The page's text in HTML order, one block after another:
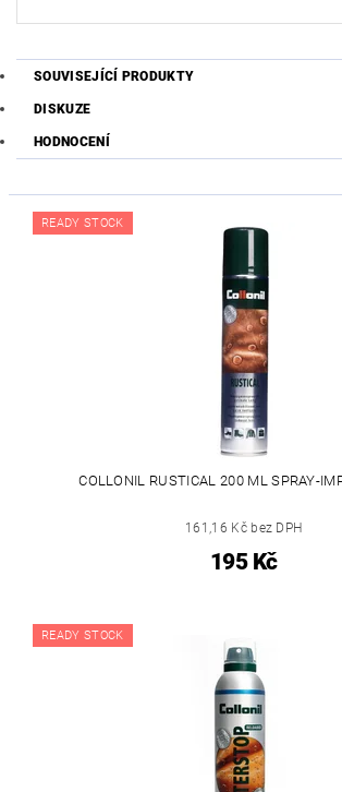
SOUVISEJÍCÍ PRODUKTY
DISKUZE
HODNOCENÍ
READY STOCK
COLLONIL RUSTICAL 200 ML SPRAY-
161,16 Kč bez DPH
195 Kč
READY STOCK